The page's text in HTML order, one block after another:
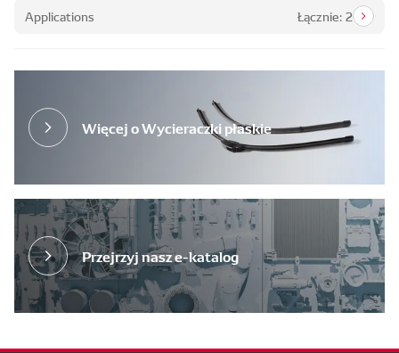
Applications Łącznie: 2
Więcej o Wycieraczki płaskie
Przejrzyj nasz e-katalog